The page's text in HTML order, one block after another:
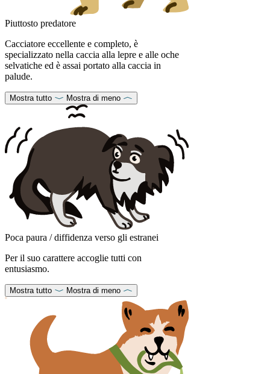
Piuttosto predatore
Cacciatore eccellente e completo, è
specializzato nella caccia alla lepre e alle oche
selvatiche ed è assai portato alla caccia in
palude.
Mostra tutto Mostra di meno
Poca paura / diffidenza verso gli estranei
Per il suo carattere accoglie tutti con
entusiasmo.
Mostra tutto Mostra di meno